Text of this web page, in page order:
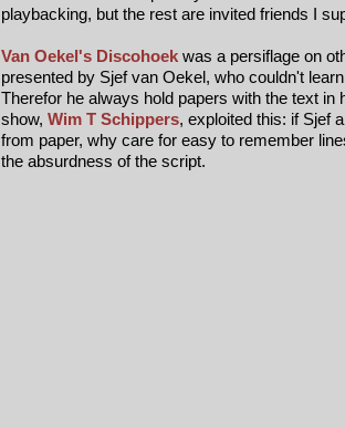
playbacking, but the rest are invited friends I
Van Oekel's Discohoekwas a persiflage on
presented by Sjef van Oekel, who couldn't
Therefor he always hold papers with the text in
show, Wim T Schippers, exploited this: if Sjef
from paper, why care for easy to remember
the absurdness of the script.